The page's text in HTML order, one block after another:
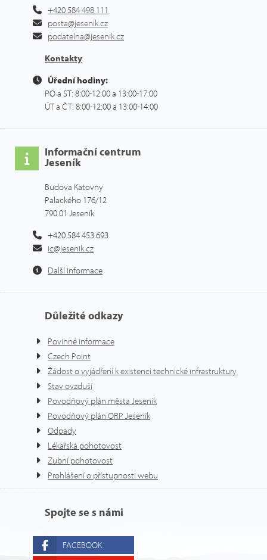
+420 584 498 111
posta@jesenik.cz
podatelna@jesenik.cz
Kontakty
Úřední hodiny:
PO a ST: 8:00-12:00 a 13:00-17:00
ÚT a ČT: 8:00-12:00 a 13:00-14:00
Informační centrum
Jeseník
Budova Katovny
Palackého 176/12
790 01 Jeseník
+420 584 453 693
ic@jesenik.cz
Další informace
Důležité odkazy
Povinné informace
Czech Point
Žádost o vyjádření k existenci technické infrastruktury
Stav ovzduší
Povodňový plán města Jeseník
Povodňový plán ORP Jeseník
Odpady
Lékařská pohotovost
Zubní pohotovost
Prohlášení o přístupnosti webu
Spojte se s námi
FACEBOOK